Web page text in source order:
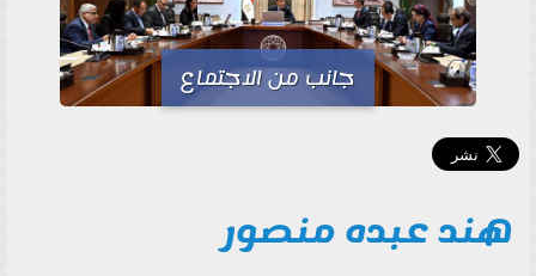
جانب من الاجتماع
هند عبده منصور